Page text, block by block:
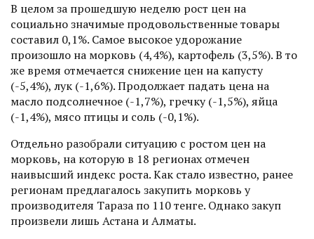
В целом за прошедшую неделю рост цен на
социально значимые продовольственные товары
составил 0,1%. Самое высокое удорожание
произошло на морковь (4,4%), картофель (3,5%). В то
же время отмечается снижение цен на капусту
(-5,4%), лук (-1,6%). Продолжает падать цена на
масло подсолнечное (-1,7%), гречку (-1,5%), яйца
(-1,4%), мясо птицы и соль (-0,1%).
Отдельно разобрали ситуацию с ростом цен на
морковь, на которую в 18 регионах отмечен
наивысший индекс роста. Как стало известно, ранее
регионам предлагалось закупить морковь у
производителя Тараза по 110 тенге. Однако закуп
произвели лишь Астана и Алматы.